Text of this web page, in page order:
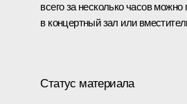
всего за несколько часов
в концертный зал или
Статус материала